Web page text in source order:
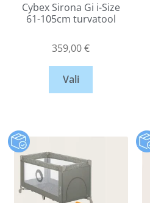
Cybex Sirona Gi i-Size
61-105cm turvatool
359,00€
Vali